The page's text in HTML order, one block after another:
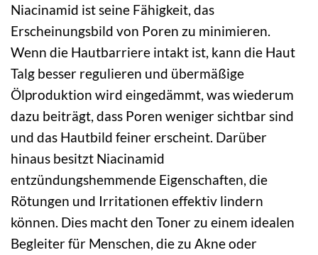
Niacinamid ist seine Fähigkeit, das
Erscheinungsbild von Poren zu minimieren.
Wenn die Hautbarriere intakt ist, kann die Haut
Talg besser regulieren und übermäßige
Ölproduktion wird eingedämmt, was wiederum
dazu beiträgt, dass Poren weniger sichtbar sind
und das Hautbild feiner erscheint. Darüber
hinaus besitzt Niacinamid
entzündungshemmende Eigenschaften, die
Rötungen und Irritationen effektiv lindern
können. Dies macht den Toner zu einem idealen
Begleiter für Menschen, die zu Akne oder